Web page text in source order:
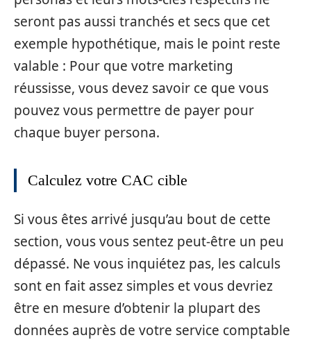
seront pas aussi tranchés et secs que cet
exemple hypothétique, mais le point reste
valable : Pour que votre marketing
réussisse, vous devez savoir ce que vous
pouvez vous permettre de payer pour
chaque buyer persona.
Calculez votre CAC cible
Si vous êtes arrivé jusqu’au bout de cette
section, vous vous sentez peut-être un peu
dépassé. Ne vous inquiétez pas, les calculs
sont en fait assez simples et vous devriez
être en mesure d’obtenir la plupart des
données auprès de votre service comptable